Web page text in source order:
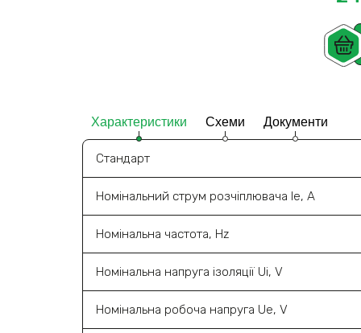
Характеристики Схеми Документи
Стандарт
Номінальний струм розчіплювача Ie, A
Номінальна частота, Hz
Номінальна напруга ізоляції Ui, V
Номінальна робоча напруга Ue, V